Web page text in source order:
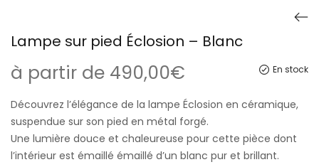
Lampe sur pied Éclosion – Blanc
En stock
à partir de 490,00€
Découvrez l’élégance de la lampe Éclosion en céramique,
suspendue sur son pied en métal forgé.
Une lumière douce et chaleureuse pour cette pièce dont
l’intérieur est émaillé émaillé d’un blanc pur et brillant.